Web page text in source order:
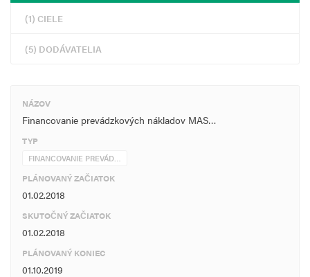
(1) CIELE
(5) DODÁVATELIA
NÁZOV
Financovanie prevádzkových nákladov MAS…
TYP
FINANCOVANIE PREVÁD…
PLÁNOVANÝ ZAČIATOK
01.02.2018
SKUTOČNÝ ZAČIATOK
01.02.2018
PLÁNOVANÝ KONIEC
01.10.2019